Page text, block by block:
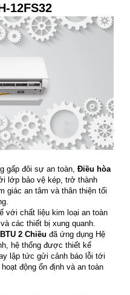
12FS32
gấp đôi sự an toàn, Điều hòa
lớp bảo vệ kép, trở thành
giác an tâm và thân thiện tối
với chất liệu kim loại an toàn
các thiết bị xung quanh.
2 Chiều đã ứng dụng Hệ
hệ thống được thiết kế
lập tức gửi cảnh báo lỗi tới
động ổn định và an toàn